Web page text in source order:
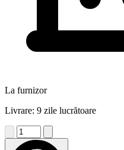
La furnizor
Livrare: 9 zile lucrătoare